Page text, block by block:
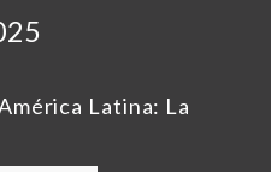
Latina: La